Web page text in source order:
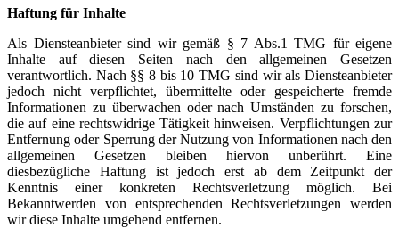
Haftung für Inhalte
Als Diensteanbieter sind wir gemäß § 7 Abs.1 TMG für eigene
Inhalte auf diesen Seiten nach den allgemeinen Gesetzen
verantwortlich. Nach §§ 8 bis 10 TMG sind wir als Diensteanbieter
jedoch nicht verpflichtet, übermittelte oder gespeicherte fremde
Informationen zu überwachen oder nach Umständen zu forschen,
die auf eine rechtswidrige Tätigkeit hinweisen. Verpflichtungen zur
Entfernung oder Sperrung der Nutzung von Informationen nach den
allgemeinen Gesetzen bleiben hiervon unberührt. Eine
diesbezügliche Haftung ist jedoch erst ab dem Zeitpunkt der
Kenntnis einer konkreten Rechtsverletzung möglich. Bei
Bekanntwerden von entsprechenden Rechtsverletzungen werden
wir diese Inhalte umgehend entfernen.